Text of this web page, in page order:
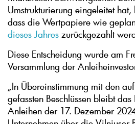
Umstrukturierung eingeleitet hat,
dass die Wertpapiere wie
dieses Jahres zurückgezahlt
Diese Entscheidung wurde am
Versammlung der
„In Übereinstimmung mit den
gefassten Beschlüssen bleibt
Anleihen der 17. Dezember